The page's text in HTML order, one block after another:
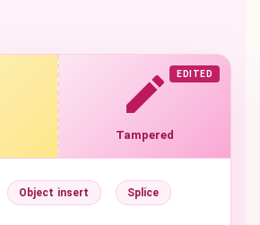
EDITED
Tampered
Object insert
Splice